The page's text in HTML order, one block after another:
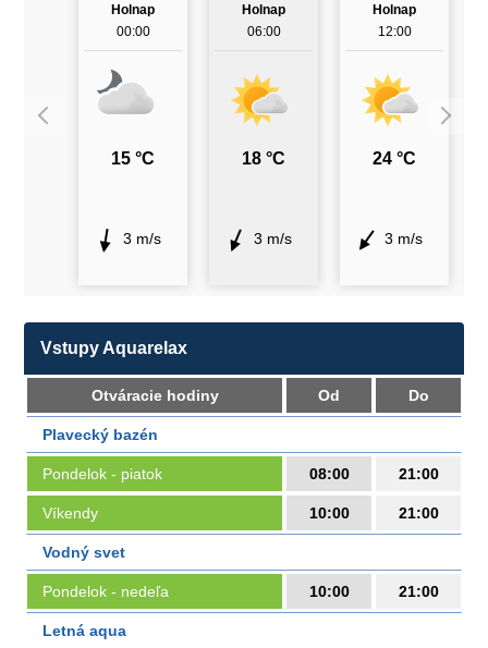
Holnap
00:00
15 °C
3 m/s
Holnap
06:00
18 °C
3 m/s
Holnap
12:00
24 °C
3 m/s
Vstupy Aquarelax
Otváracie hodiny Od Do
Plavecký bazén
Pondelok - piatok 08:00 21:00
Víkendy 10:00 21:00
Vodný svet
Pondelok - nedeľa 10:00 21:00
Letná aqua